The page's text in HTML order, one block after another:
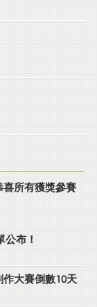
喜所有獲獎參賽
公布！
作大賽倒數10天